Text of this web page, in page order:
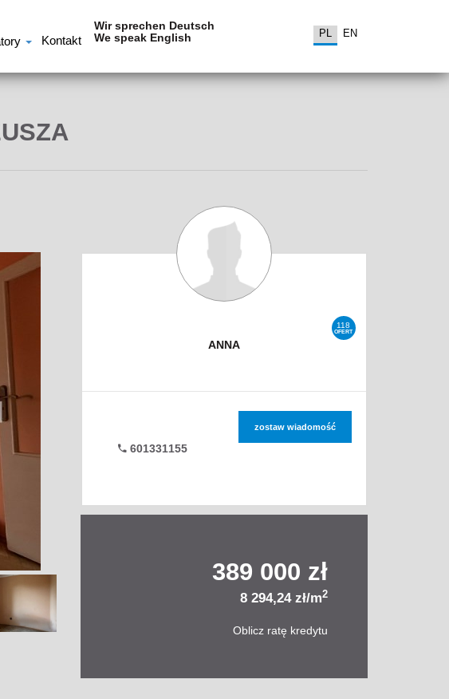
Kontakt
Wir sprechen Deutsch
We speak English
PL EN
118
OFERT
ANNA
601331155
zostaw wiadomość
389 000 zł
8 294,24 zł/m2
Oblicz ratę kredytu